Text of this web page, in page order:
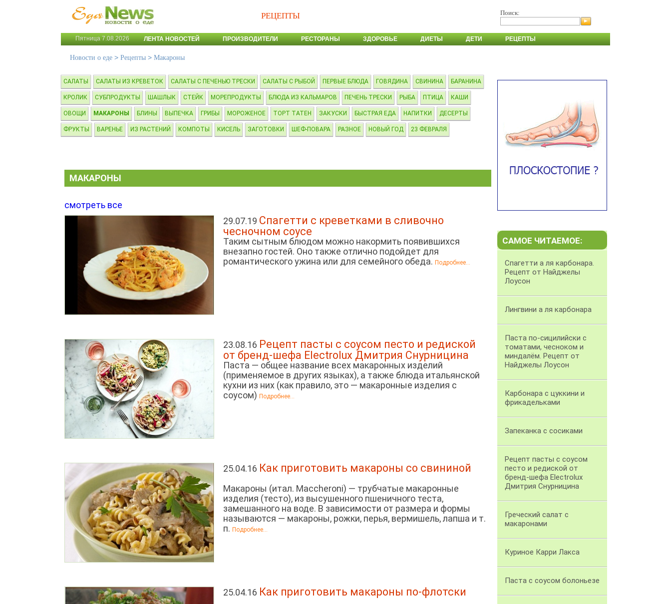
РЕЦЕПТЫ Поиск:
Пятница 7.08.2026 ЛЕНТА НОВОСТЕЙ ПРОИЗВОДИТЕЛИ РЕСТОРАНЫ ЗДОРОВЬЕ ДИЕТЫ ДЕТИ РЕЦЕПТЫ
Новости о еде > Рецепты > Макароны
САЛАТЫ САЛАТЫ ИЗ КРЕВЕТОК САЛАТЫ С ПЕЧЕНЬЮ ТРЕСКИ САЛАТЫ С РЫБОЙ ПЕРВЫЕ БЛЮДА ГОВЯДИНА СВИНИНА БАРАНИНА
КРОЛИК СУБПРОДУКТЫ ШАШЛЫК СТЕЙК МОРЕПРОДУКТЫ БЛЮДА ИЗ КАЛЬМАРОВ ПЕЧЕНЬ ТРЕСКИ РЫБА ПТИЦА КАШИ
ОВОЩИ МАКАРОНЫ БЛИНЫ ВЫПЕЧКА ГРИБЫ МОРОЖЕНОЕ ТОРТ ТАТЕН ЗАКУСКИ БЫСТРАЯ ЕДА НАПИТКИ ДЕСЕРТЫ
ФРУКТЫ ВАРЕНЬЕ ИЗ РАСТЕНИЙ КОМПОТЫ КИСЕЛЬ ЗАГОТОВКИ ШЕФ-ПОВАРА РАЗНОЕ НОВЫЙ ГОД 23 ФЕВРАЛЯ
МАКАРОНЫ
смотреть все
29.07.19 Спагетти с креветками в сливочно
чесночном соусе
Таким сытным блюдом можно накормить появившихся
внезапно гостей. Оно также отлично подойдет для
романтического ужина или для семейного обеда.Подробнее...
23.08.16 Рецепт пасты с соусом песто и редиской
от бренд-шефа Electrolux Дмитрия Снурницина
Паста — общее название всех макаронных изделий
(применяемое в других языках), а также блюда итальянской
кухни из них (как правило, это — макаронные изделия с
соусом)Подробнее...
25.04.16 Как приготовить макароны со свининой
Макароны (итал. Maccheroni) — трубчатые макаронные
изделия (тесто), из высушенного пшеничного теста,
замешанного на воде. В зависимости от размера и формы
называются — макароны, рожки, перья, вермишель, лапша и т.
п.Подробнее...
25.04.16 Как приготовить макароны по-флотски
САМОЕ ЧИТАЕМОЕ:
Спагетти а ля карбонара.
Рецепт от Найджелы
Лоусон
Лингвини а ля карбонара
Паста по-сицилийски с
томатами, чесноком и
миндалём. Рецепт от
Найджелы Лоусон
Карбонара с цуккини и
фрикадельками
Запеканка с сосиками
Рецепт пасты с соусом
песто и редиской от
бренд-шефа Electrolux
Дмитрия Снурницина
Греческий салат с
макаронами
Куриное Карри Лакса
Паста с соусом болоньезе